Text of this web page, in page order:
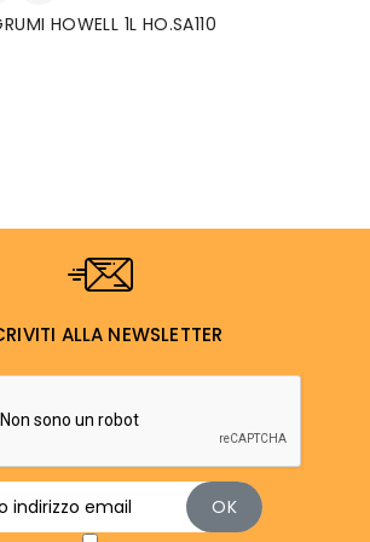
HOWELL 1L HO.SA110
ALLA NEWSLETTER